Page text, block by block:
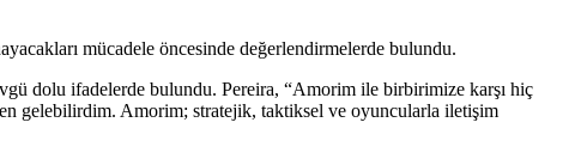
mücadele öncesinde değerlendirmelerde bulundu.
dolu ifadelerde bulundu. Pereira, “Amorim ile birbirimize karşı hiç
gelebilirdim. Amorim; stratejik, taktiksel ve oyuncularla iletişim